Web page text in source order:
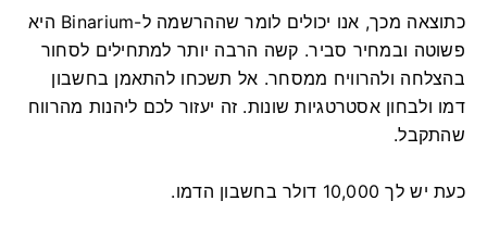
כתוצאה מכך, אנו יכולים לומר שההרשמה ל-Binarium היא
פשוטה ובמחיר סביר. קשה הרבה יותר למתחילים לסחור
בהצלחה ולהרוויח ממסחר. אל תשכחו להתאמן בחשבון
דמו ולבחון אסטרטגיות שונות. זה יעזור לכם ליהנות מהרווח
שהתקבל.
כעת יש לך 10,000 דולר בחשבון הדמו.